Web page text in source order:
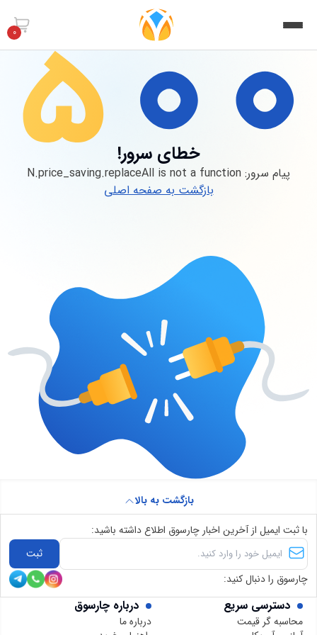
0
خطای سرور!
پیام سرور: N.price_saving.replaceAll is not a function
بازگشت به صفحه اصلی
دسترسی سریع
محاسبه گر قیمت
درباره چارسوق
درباره ما
بازگشت به بالا
با ثبت ایمیل از آخرین اخبار چارسوق اطلاع داشته باشید:
ثبت
چارسوق را دنبال کنید: